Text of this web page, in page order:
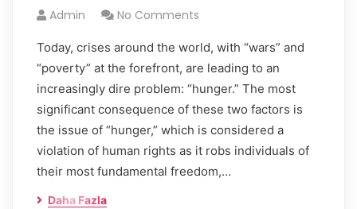
Admin No Comments
Today, crises around the world, with “wars” and
“poverty” at the forefront, are leading to an
increasingly dire problem: “hunger.” The most
significant consequence of these two factors is
the issue of “hunger,” which is considered a
violation of human rights as it robs individuals of
their most fundamental freedom,…
Daha Fazla